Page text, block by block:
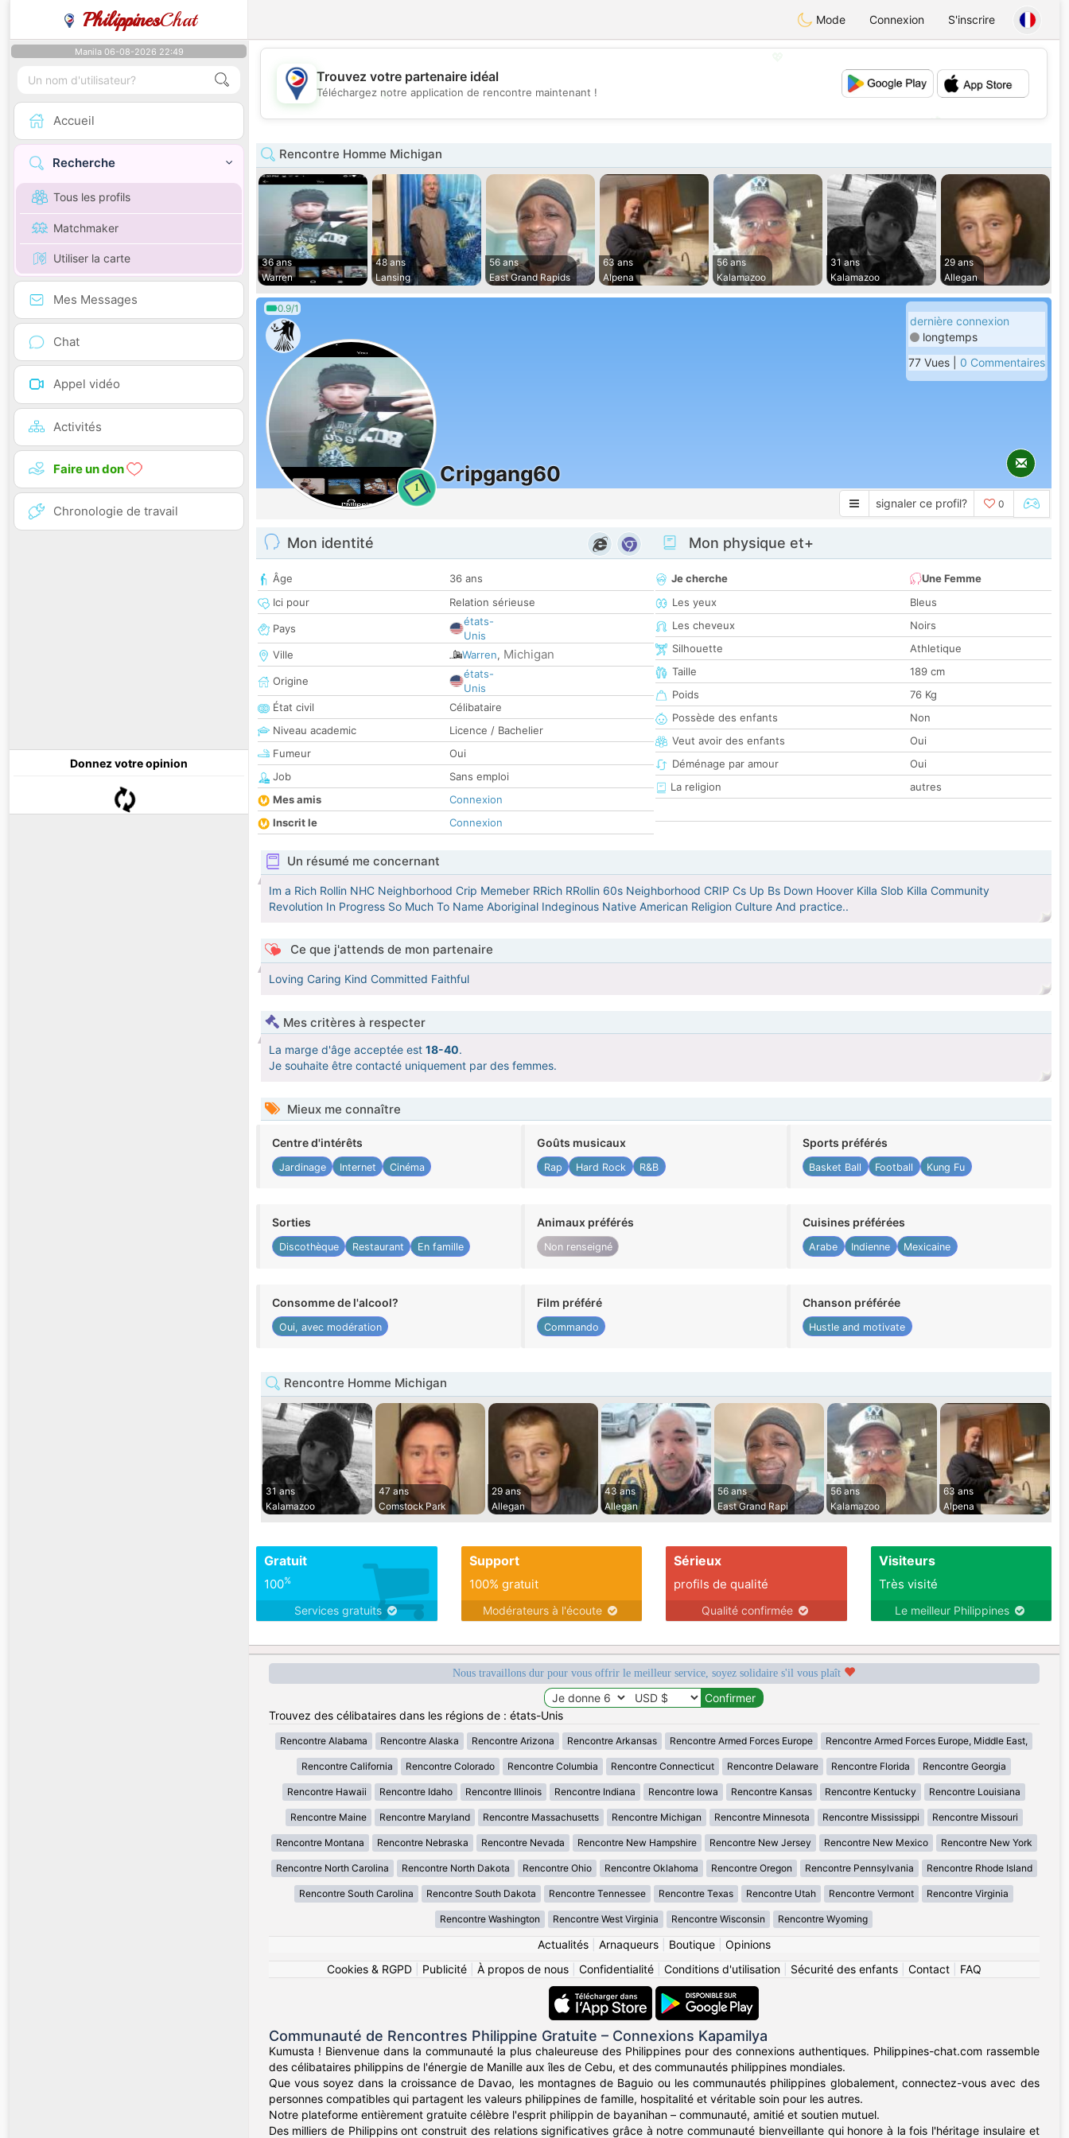
PhilippinesChat Mode Connexion S'inscrire
Manila 06-08-2026 22:49
Accueil
Recherche
Tous les profils
Matchmaker
Utiliser la carte
Mes Messages
Chat
Appel vidéo
Activités
Faire un don
Chronologie de travail
Donnez votre opinion
💕
Trouvez votre partenaire idéal
Téléchargez notre application de rencontre maintenant !
Rencontre Homme Michigan
36 ans
Warren
48 ans
Lansing
56 ans
East Grand Rapids
63 ans
Alpena
56 ans
Kalamazoo
31 ans
Kalamazoo
29 ans
Allegan
0.9/1
1
Cripgang60
dernière connexion
longtemps
77 Vues | 0 Commentaires
signaler ce profil? 0
Mon identité
Âge
36 ans
Ici pour
Relation sérieuse
Pays
états-
Unis
Ville
Warren, Michigan
Origine
états-
Unis
État civil
Célibataire
Niveau academic
Licence / Bachelier
Fumeur
Oui
Job
Sans emploi
Mes amis
Connexion
Inscrit le
Connexion
Mon physique et+
Je cherche
Une Femme
Les yeux
Bleus
Les cheveux
Noirs
Silhouette
Athletique
Taille
189 cm
Poids
76 Kg
Possède des enfants
Non
Veut avoir des enfants
Oui
Déménage par amour
Oui
La religion
autres
Un résumé me concernant
Im a Rich Rollin NHC Neighborhood Crip Memeber RRich RRollin 60s Neighborhood CRIP Cs Up Bs Down Hoover Killa Slob Killa Community
Revolution In Progress So Much To Name Aboriginal Indeginous Native American Religion Culture And practice..
Ce que j'attends de mon partenaire
Loving Caring Kind Committed Faithful
Mes critères à respecter
La marge d'âge acceptée est 18-40.
Je souhaite être contacté uniquement par des femmes.
Mieux me connaître
Centre d'intérêts
Jardinage Internet Cinéma
Goûts musicaux
Rap Hard Rock R&B
Sports préférés
Basket Ball Football Kung Fu
Sorties
Discothèque Restaurant En famille
Animaux préférés
Non renseigné
Cuisines préférées
Arabe Indienne Mexicaine
Consomme de l'alcool?
Oui, avec modération
Film préféré
Commando
Chanson préférée
Hustle and motivate
Rencontre Homme Michigan
31 ans
Kalamazoo
47 ans
Comstock Park
29 ans
Allegan
43 ans
Allegan
56 ans
East Grand Rapi
56 ans
Kalamazoo
63 ans
Alpena
Gratuit
100%
Services gratuits
Support
100% gratuit
Modérateurs à l'écoute
Sérieux
profils de qualité
Qualité confirmée
Visiteurs
Très visité
Le meilleur Philippines
Nous travaillons dur pour vous offrir le meilleur service, soyez solidaire s'il vous plaît
Trouvez des célibataires dans les régions de : états-Unis
Rencontre Alabama Rencontre Alaska Rencontre Arizona Rencontre Arkansas Rencontre Armed Forces Europe Rencontre Armed Forces Europe, Middle East,
Rencontre California Rencontre Colorado Rencontre Columbia Rencontre Connecticut Rencontre Delaware Rencontre Florida Rencontre Georgia
Rencontre Hawaii Rencontre Idaho Rencontre Illinois Rencontre Indiana Rencontre Iowa Rencontre Kansas Rencontre Kentucky Rencontre Louisiana
Rencontre Maine Rencontre Maryland Rencontre Massachusetts Rencontre Michigan Rencontre Minnesota Rencontre Mississippi Rencontre Missouri
Rencontre Montana Rencontre Nebraska Rencontre Nevada Rencontre New Hampshire Rencontre New Jersey Rencontre New Mexico Rencontre New York
Rencontre North Carolina Rencontre North Dakota Rencontre Ohio Rencontre Oklahoma Rencontre Oregon Rencontre Pennsylvania Rencontre Rhode Island
Rencontre South Carolina Rencontre South Dakota Rencontre Tennessee Rencontre Texas Rencontre Utah Rencontre Vermont Rencontre Virginia
Rencontre Washington Rencontre West Virginia Rencontre Wisconsin Rencontre Wyoming
Actualités| Arnaqueurs| Boutique| Opinions
Cookies & RGPD| Publicité| À propos de nous| Confidentialité| Conditions d'utilisation| Sécurité des enfants| Contact| FAQ
Communauté de Rencontres Philippine Gratuite – Connexions Kapamilya
Kumusta ! Bienvenue dans la communauté la plus chaleureuse des Philippines pour des connexions authentiques. Philippines-chat.com rassemble
des célibataires philippins de l'énergie de Manille aux îles de Cebu, et des communautés philippines mondiales.
Que vous soyez dans la croissance de Davao, les montagnes de Baguio ou les communautés philippines globalement, connectez-vous avec des
personnes compatibles qui partagent les valeurs philippines de famille, hospitalité et véritable soin pour les autres.
Notre plateforme entièrement gratuite célèbre l'esprit philippin de bayanihan – communauté, amitié et soutien mutuel.
Des milliers de Philippins ont construit des relations significatives grâce à notre communauté bienveillante qui honore à la fois l'héritage insulaire et